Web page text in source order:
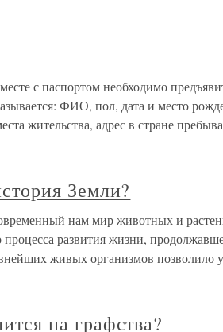
с паспортом необходимо
ФИО, пол, дата и место
жительства, адрес в стране
Земли?
нам мир животных и
процесса развития жизни,
живых организмов позволило
на графства?